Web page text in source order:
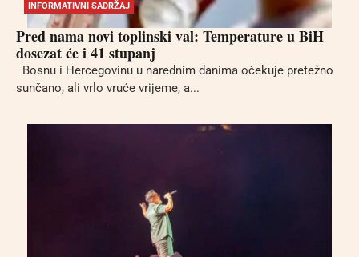
INFORMATIVNI SADRŽAJ
Pred nama novi toplinski val: Temperature u BiH
dosezat će i 41 stupanj
Bosnu i Hercegovinu u narednim danima očekuje pretežno
sunčano, ali vrlo vruće vrijeme, a...